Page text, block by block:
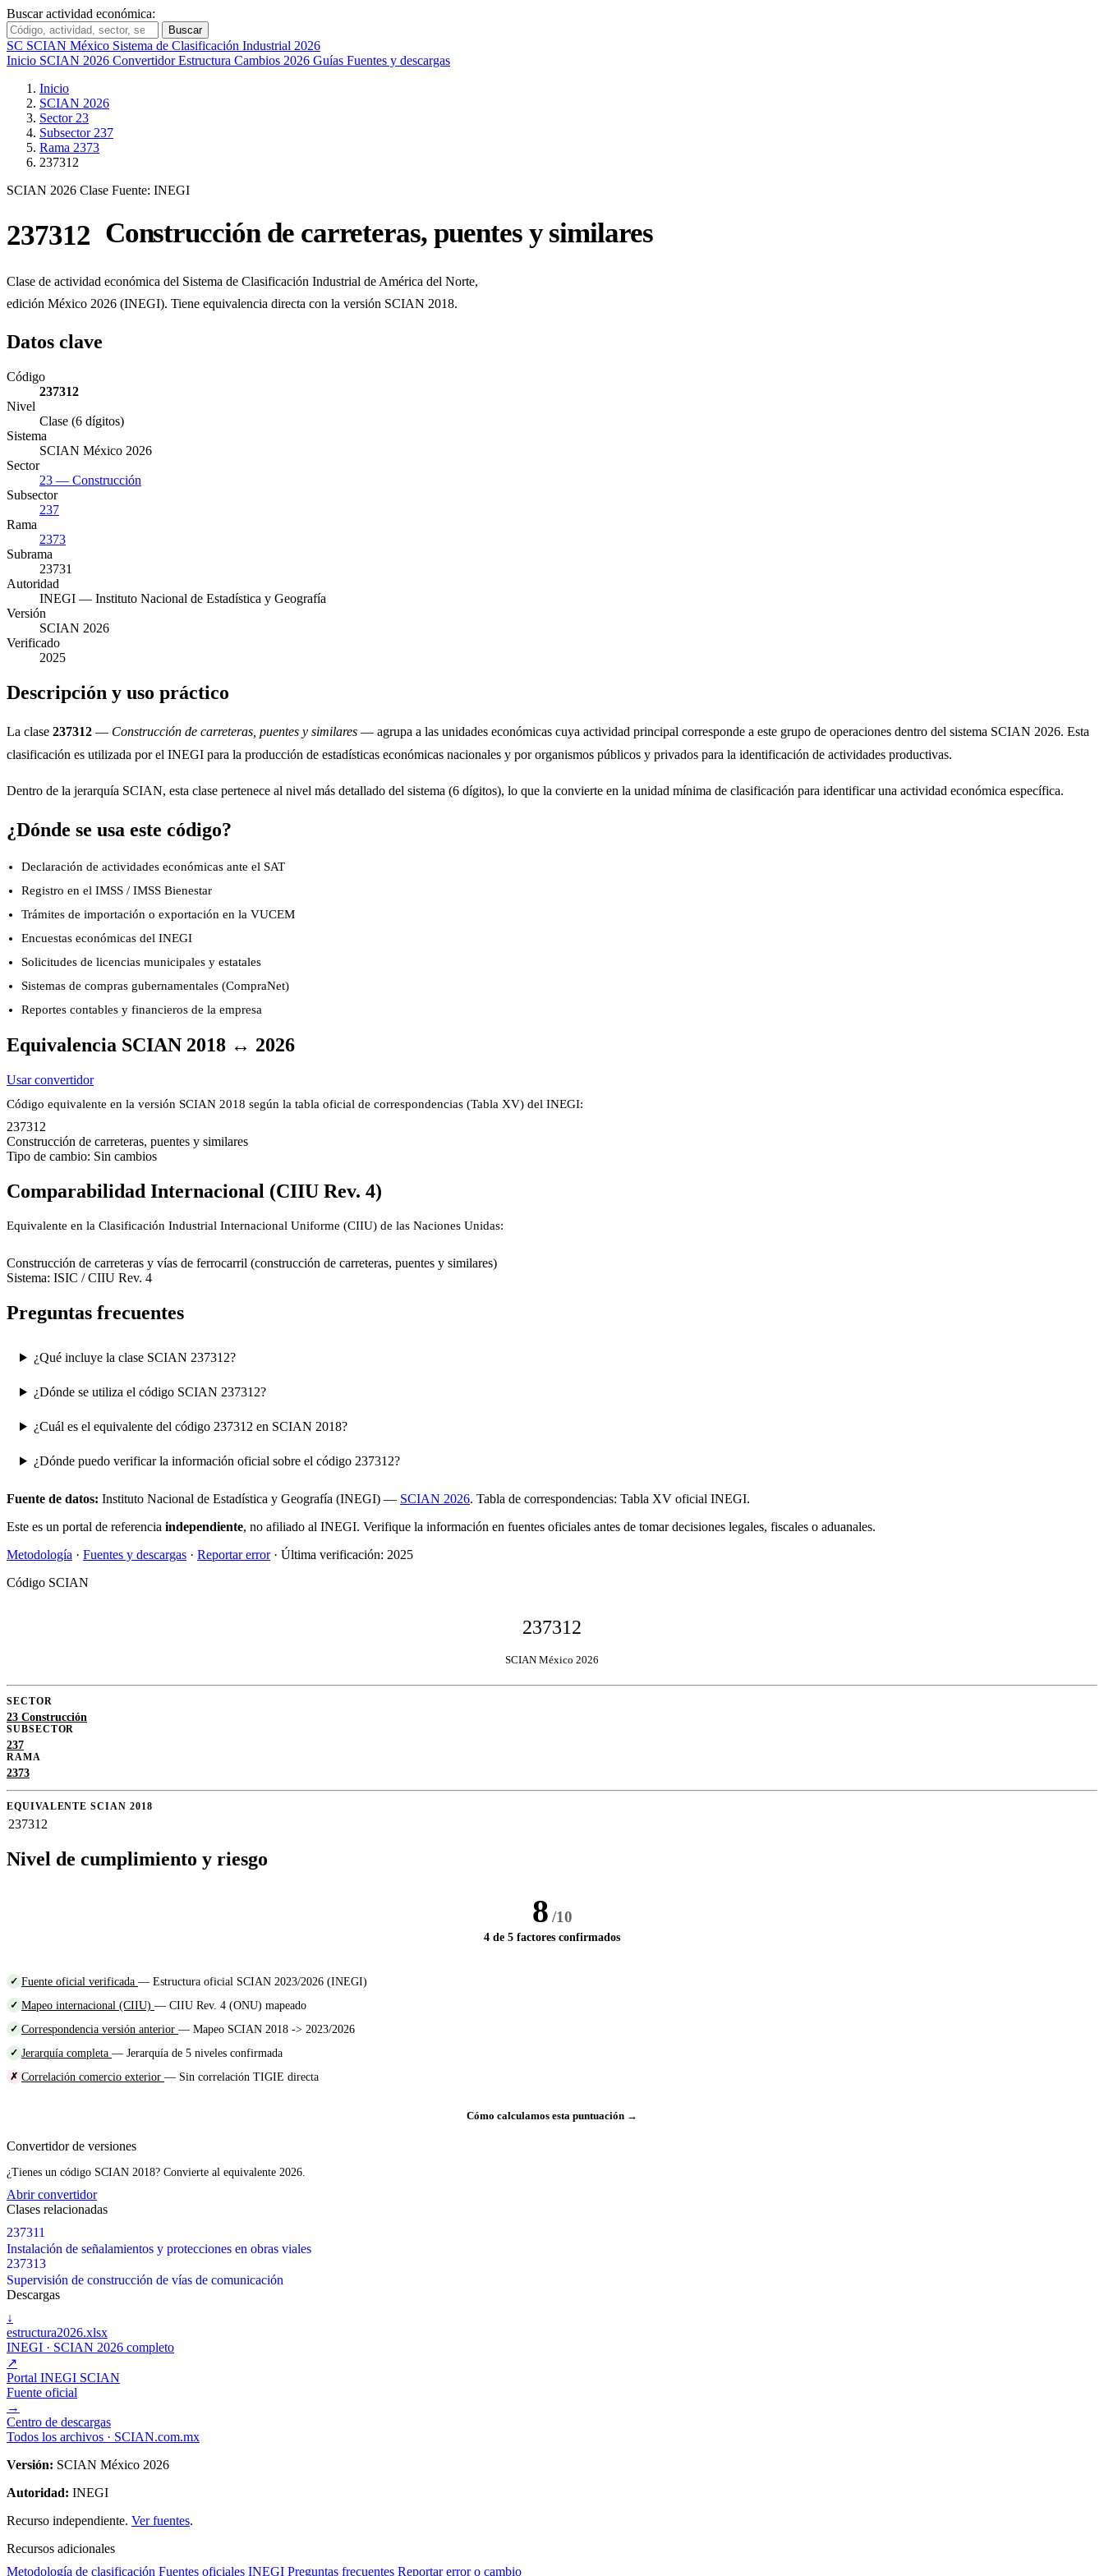
Buscar actividad económica:
Buscar
SC SCIAN México Sistema de Clasificación Industrial 2026
Inicio SCIAN 2026 ConvertidorEstructura Cambios 2026 Guías Fuentes y descargas
Inicio
SCIAN 2026
Sector 23
Subsector 237
Rama 2373
237312
SCIAN 2026 Clase Fuente: INEGI
237312 Construcción de carreteras, puentes y similares
Clase de actividad económica del Sistema de Clasificación Industrial de América del Norte,
edición México 2026 (INEGI). Tiene equivalencia directa con la versión SCIAN 2018.
Datos clave
Código
237312
Nivel
Clase (6 dígitos)
Sistema
SCIAN México 2026
Sector
23 — Construcción
Subsector
237
Rama
2373
Subrama
23731
Autoridad
INEGI — Instituto Nacional de Estadística y Geografía
Versión
SCIAN 2026
Verificado
2025
Descripción y uso práctico
La clase 237312 — Construcción de carreteras, puentes y similares — agrupa a las unidades económicas cuya actividad principal corresponde a este grupo de operaciones dentro del sistema SCIAN 2026. Esta
clasificación es utilizada por el INEGI para la producción de estadísticas económicas nacionales y por organismos públicos y privados para la identificación de actividades productivas.
Dentro de la jerarquía SCIAN, esta clase pertenece al nivel más detallado del sistema (6 dígitos), lo que la convierte en la unidad mínima de clasificación para identificar una actividad económica específica.
¿Dónde se usa este código?
Declaración de actividades económicas ante el SAT
Registro en el IMSS / IMSS Bienestar
Trámites de importación o exportación en la VUCEM
Encuestas económicas del INEGI
Solicitudes de licencias municipales y estatales
Sistemas de compras gubernamentales (CompraNet)
Reportes contables y financieros de la empresa
Equivalencia SCIAN 2018 ↔ 2026
Usar convertidor
Código equivalente en la versión SCIAN 2018 según la tabla oficial de correspondencias (Tabla XV) del INEGI:
237312
Construcción de carreteras, puentes y similares
Tipo de cambio: Sin cambios
Comparabilidad Internacional (CIIU Rev. 4)
Equivalente en la Clasificación Industrial Internacional Uniforme (CIIU) de las Naciones Unidas:
Construcción de carreteras y vías de ferrocarril (construcción de carreteras, puentes y similares)
Sistema: ISIC / CIIU Rev. 4
Preguntas frecuentes
¿Qué incluye la clase SCIAN 237312?
¿Dónde se utiliza el código SCIAN 237312?
¿Cuál es el equivalente del código 237312 en SCIAN 2018?
¿Dónde puedo verificar la información oficial sobre el código 237312?
Fuente de datos: Instituto Nacional de Estadística y Geografía (INEGI) — SCIAN 2026. Tabla de correspondencias: Tabla XV oficial INEGI.
Este es un portal de referencia independiente, no afiliado al INEGI. Verifique la información en fuentes oficiales antes de tomar decisiones legales, fiscales o aduanales.
Metodología · Fuentes y descargas · Reportar error· Última verificación: 2025
Código SCIAN
237312
SCIAN México 2026
SECTOR
23 Construcción
SUBSECTOR
237
RAMA
2373
EQUIVALENTE SCIAN 2018
237312
Nivel de cumplimiento y riesgo
8 /10
4 de 5 factores confirmados
✓ Fuente oficial verificada — Estructura oficial SCIAN 2023/2026 (INEGI)
✓ Mapeo internacional (CIIU) — CIIU Rev. 4 (ONU) mapeado
✓ Correspondencia versión anterior — Mapeo SCIAN 2018 -> 2023/2026
✓ Jerarquía completa — Jerarquía de 5 niveles confirmada
✗ Correlación comercio exterior — Sin correlación TIGIE directa
Cómo calculamos esta puntuación →
Convertidor de versiones
¿Tienes un código SCIAN 2018? Convierte al equivalente 2026.
Abrir convertidor
Clases relacionadas
237311
Instalación de señalamientos y protecciones en obras viales
237313
Supervisión de construcción de vías de comunicación
Descargas
↓
estructura2026.xlsx
INEGI · SCIAN 2026 completo
↗
Portal INEGI SCIAN
Fuente oficial
→
Centro de descargas
Todos los archivos · SCIAN.com.mx
Versión: SCIAN México 2026
Autoridad: INEGI
Recurso independiente. Ver fuentes.
Recursos adicionales
Metodología de clasificación Fuentes oficiales INEGI Preguntas frecuentes Reportar error o cambio